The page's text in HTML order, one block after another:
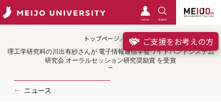
meimo SEARCH
ご支援をお考えの方
トップページ／受賞
理工学研究科の川出有紗さんが 電子情報通信学会ワイドバンドシステム
研究会 オーラルセッション研究奨励賞 を受賞
ニュース